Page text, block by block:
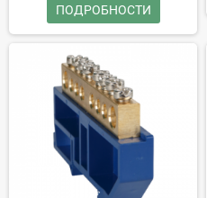
ПОДРОБНОСТИ